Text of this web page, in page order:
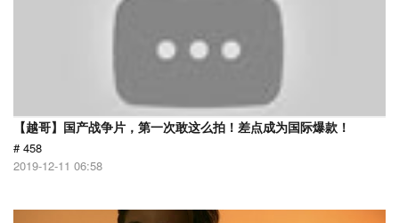
【越哥】国产战争片，第一次敢这么拍！差点成为国际爆款！
# 458
2019-12-11 06:58